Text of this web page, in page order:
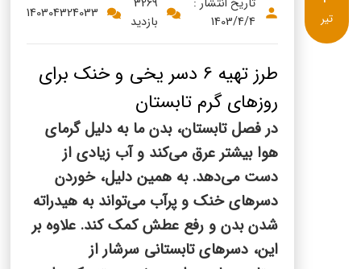
سینما دوماس
دانستنی های سلامت
گالری تصاویر
English
Russian
Arabic
Turkish
1403/4/4
بازدید
140304324033 تیر
طرز تهیه 6 دسر یخی و خنک برای
روزهای گرم تابستان
در فصل تابستان، بدن ما به دلیل گرمای
هوا بیشتر عرق می‌کند و آب زیادی از
دست می‌دهد. به همین دلیل، خوردن
دسرهای خنک و پرآب می‌تواند به هیدراته
شدن بدن و رفع عطش کمک کند. علاوه بر
این، دسرهای تابستانی سرشار از